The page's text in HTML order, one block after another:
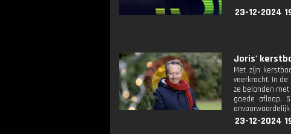
23-12-2024
Joris'
Met zijn
veerkracht. In
ze belanden
goede afloop.
23-12-2024